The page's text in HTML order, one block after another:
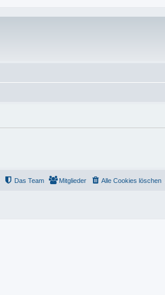
Alle Cookies löschen
Mitglieder
Das Team